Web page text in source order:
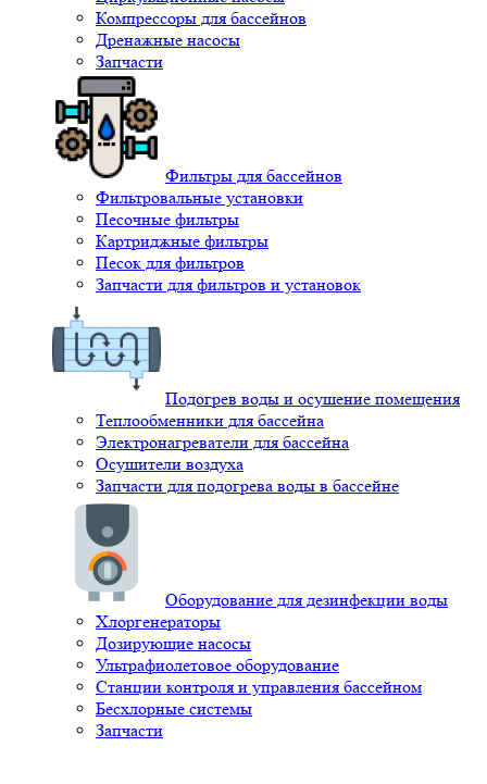
Компрессоры для бассейнов
Дренажные насосы
Запчасти
Фильтры для бассейнов
Фильтровальные установки
Песочные фильтры
Картриджные фильтры
Песок для фильтров
Запчасти для фильтров и установок
Подогрев воды и осушение помещения
Теплообменники для бассейна
Электронагреватели для бассейна
Осушители воздуха
Запчасти для подогрева воды в бассейне
Оборудование для дезинфекции воды
Хлоргенераторы
Дозирующие насосы
Ультрафиолетовое оборудование
Станции контроля и управления бассейном
Бесхлорные системы
Запчасти